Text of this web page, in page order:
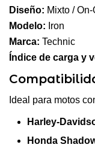
Diseño: Mixto /
Modelo: Iron
Marca: Technic
Índice de carga y
Ideal para motos
Harley-
Honda